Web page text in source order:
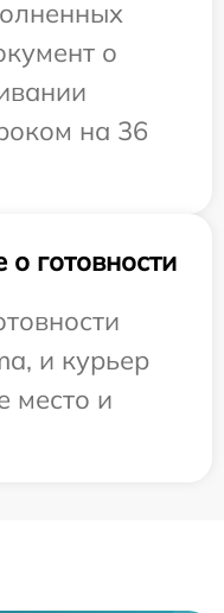
о
на 36
готовности
и курьер
место и